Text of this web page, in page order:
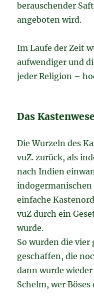
berauschender
angeboten wird.
Im Laufe der Zeit
aufwendiger und
jeder Religion –
Das
Die Wurzeln des
vuZ. zurück, als
nach Indien
einfache
vuZ durch ein
wurde.
So wurden die vier
geschaffen, die
dann wurde
Schelm, wer